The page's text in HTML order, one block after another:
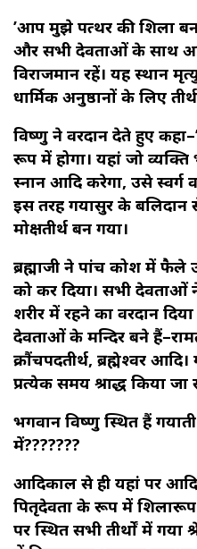
’आप मुझे पत्थर की शिला
और सभी देवताओं के साथ
विराजमान रहें। यह स्थान
धार्मिक अनुष्ठानों के लिए
विष्णु ने वरदान देते हुए
रूप में होगा। यहां जो व्यक्ति
स्नान आदि करेगा, उसे स्वर्ग व
इस तरह गयासुर के बलिदान से
मोक्षतीर्थ बन गया।
ब्रह्माजी ने पांच कोश में फैले
को कर दिया। सभी देवताओं
शरीर में रहने का वरदान दिया
देवताओं के मन्दिर बने
क्रौंचपदतीर्थ, ब्रह्मेश्वर
प्रत्येक समय श्राद्ध किया जा
भगवान विष्णु स्थित हैं
में???????
आदिकाल से ही यहां पर
पितृदेवता के रूप में शिलारूप
पर स्थित सभी तीर्थों में गया